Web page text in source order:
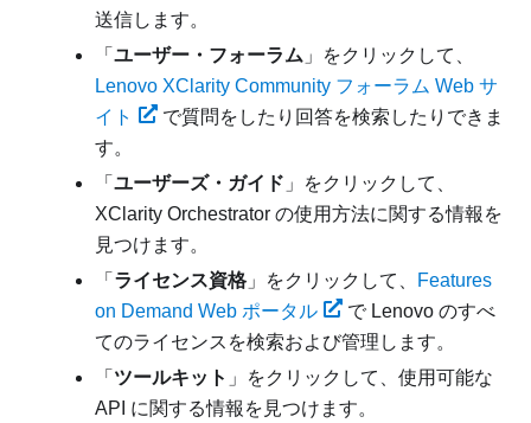
送信します。
「 ユーザー・フォーラム 」をクリックして、
Lenovo XClarity Community フォーラム Web サ
イト
で質問をしたり回答を検索したりできま
す。
「 ユーザーズ・ガイド 」をクリックして、
XClarity Orchestrator の使用方法に関する情報を
見つけます。
「 ライセンス資格」をクリックして、
Features
on Demand Web ポータル
で Lenovo のすべ
てのライセンスを検索および管理します。
「 ツールキット 」をクリックして、使用可能な
API に関する情報を見つけます。